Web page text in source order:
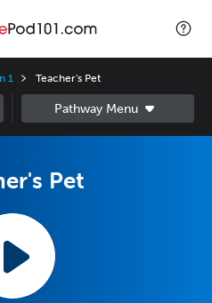
1 Teacher's Pet
Pet